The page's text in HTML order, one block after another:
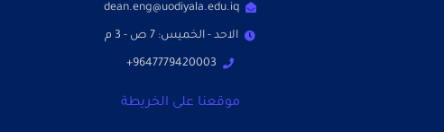
dean.eng@uodiyala.edu.iq
الاحد - الخميس: 7 ص - 3 م
9647779420003+
موقعنا على الخريطة